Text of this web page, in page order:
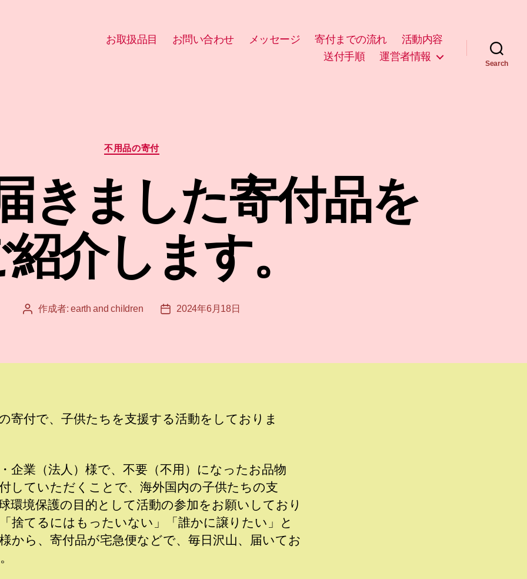
お取扱品目 お問い合わせ メッセージ 寄付までの流れ
活動内容
送付手順
運営者情報
Search
カ
テ
不用品の寄付
きました寄付品を
介します。
投
作成者:earth and children
投
2024年6月18日
寄付で、子供たちを支援する活動をしておりま
企業（法人）様で、不要（不用）になったお品物
していただくことで、海外国内の子供たちの支
環境保護の目的として活動の参加をお願いしており
捨てるにはもったいない」「誰かに譲りたい」と
から、寄付品が宅急便などで、毎日沢山、届いてお